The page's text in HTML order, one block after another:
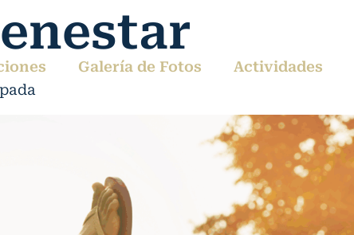
Galería de Fotos Actividades